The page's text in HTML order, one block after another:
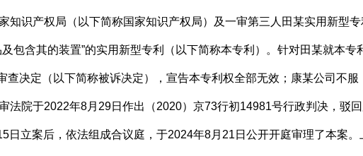
识产权局（以下简称国家知识产权局）及一审第三人田某实用新型专
包含其的装置”的实用新型专利（以下简称本专利）。针对田某就本专
决定（以下简称被诉决定），宣告本专利权全部无效；康某公司不
法院于2022年8月29日作出（2020）京73行初14981号行政判决，驳
日立案后，依法组成合议庭，于2024年8月21日公开开庭审理了本案